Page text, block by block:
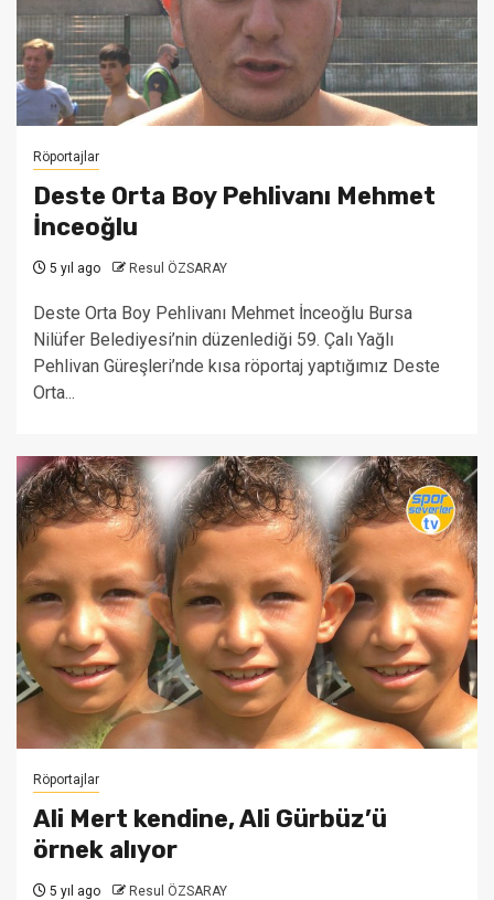
Röportajlar
Deste Orta Boy Pehlivanı Mehmet
İnceoğlu
5 yıl ago Resul ÖZSARAY
Deste Orta Boy Pehlivanı Mehmet İnceoğlu Bursa
Nilüfer Belediyesi’nin düzenlediği 59. Çalı Yağlı
Pehlivan Güreşleri’nde kısa röportaj yaptığımız Deste
Orta...
Röportajlar
Ali Mert kendine, Ali Gürbüz’ü
örnek alıyor
5 yıl ago Resul ÖZSARAY